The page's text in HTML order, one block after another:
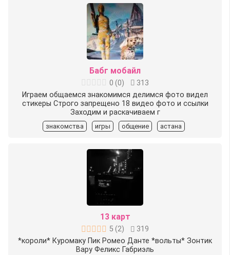
Бабг мобайл
0 (0)
313
Играем общаемся знакомимся делимся фото видел
стикеры Строго запрещено 18 видео фото и ссылки
Заходим и раскачиваем г
знакомства игры общение астана
13 карт
5 (2)
319
*короли* Куромаку Пик Ромео Данте️ *вольты* Зонтик️
Вару️ Феликс️ Габриэль️